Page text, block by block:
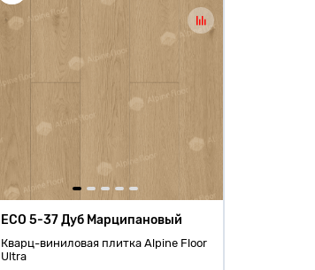
ECO 5-37 Дуб Марципановый
Кварц-виниловая плитка Alpine Floor
Ultra